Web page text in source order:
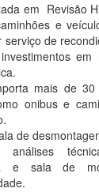
em Revisão
e
de
em
mais de
onibus e
de
análises
e sala de